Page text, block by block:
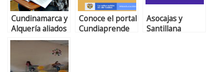
Cundinamarca y
Alquería aliados
por una mejor
Conoce el portal
Cundiaprende
Asocajas y
Santillana